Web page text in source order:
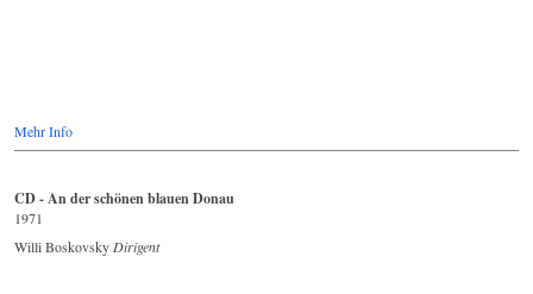
Mehr Info
CD - An der schönen blauen Donau
1971
Willi Boskovsky Dirigent